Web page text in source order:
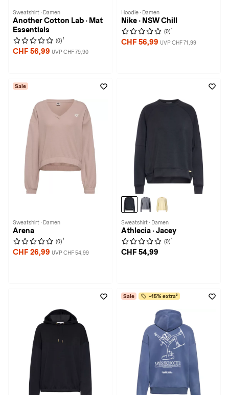
Sweatshirt · Damen
Another Cotton Lab · Mat
Essentials
(0) 1
CHF 56,99 UVP CHF 79,90
Hoodie · Damen
Nike · NSW Chill
(0) 1
CHF 56,99 UVP CHF 71,99
Sale
Sweatshirt · Damen
Arena
(0) 1
CHF 26,99 UVP CHF 54,99
Sweatshirt · Damen
Athlecia · Jacey
(0) 1
CHF 54,99
Sale -15% extra²